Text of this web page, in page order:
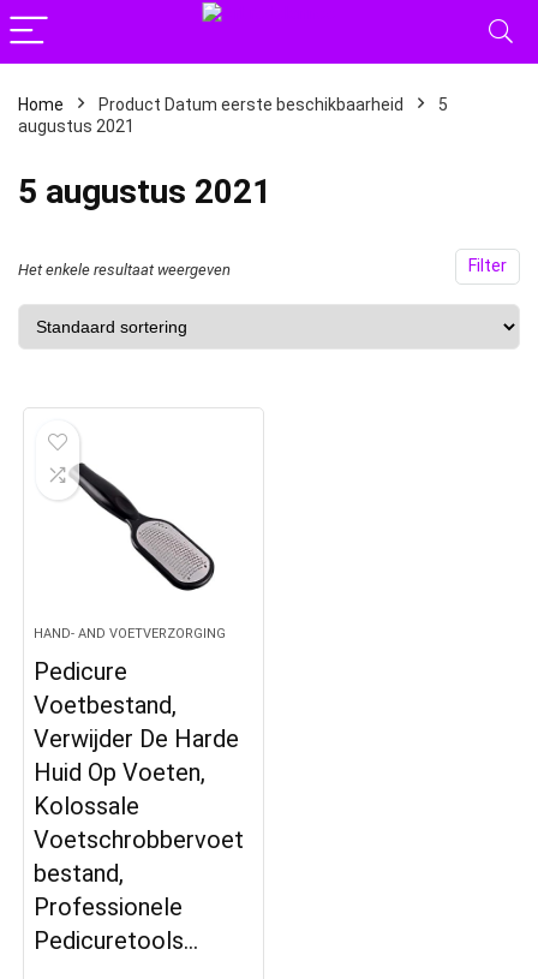
Home Product Datum eerste beschikbaarheid
5
augustus 2021
5 augustus 2021
Filter
Het enkele resultaat weergeven
HAND- AND VOETVERZORGING
Pedicure
Voetbestand,
Verwijder De Harde
Huid Op Voeten,
Kolossale
Voetschrobbervoet
bestand,
Professionele
Pedicuretools…